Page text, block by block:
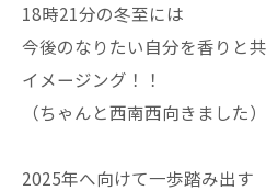
18時21分の冬至には
今後のなりたい自分を香りと
イメージング！！
（ちゃんと西南西向きました）
2025年へ向けて一歩踏み出す